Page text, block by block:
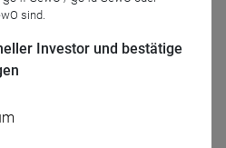
sind.
Investor und bestätige